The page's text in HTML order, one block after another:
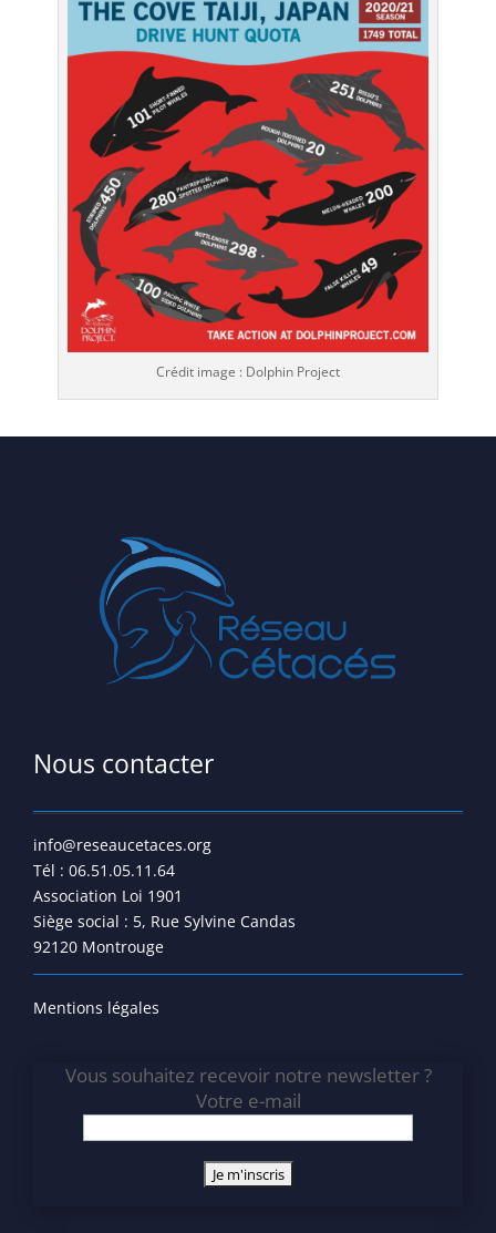
Crédit image : Dolphin Project
Nous contacter
info@reseaucetaces.org
Tél : 06.51.05.11.64
Association Loi 1901
Siège social : 5, Rue Sylvine Candas
92120 Montrouge
Mentions légales
Vous souhaitez recevoir notre newsletter ?
Votre e-mail